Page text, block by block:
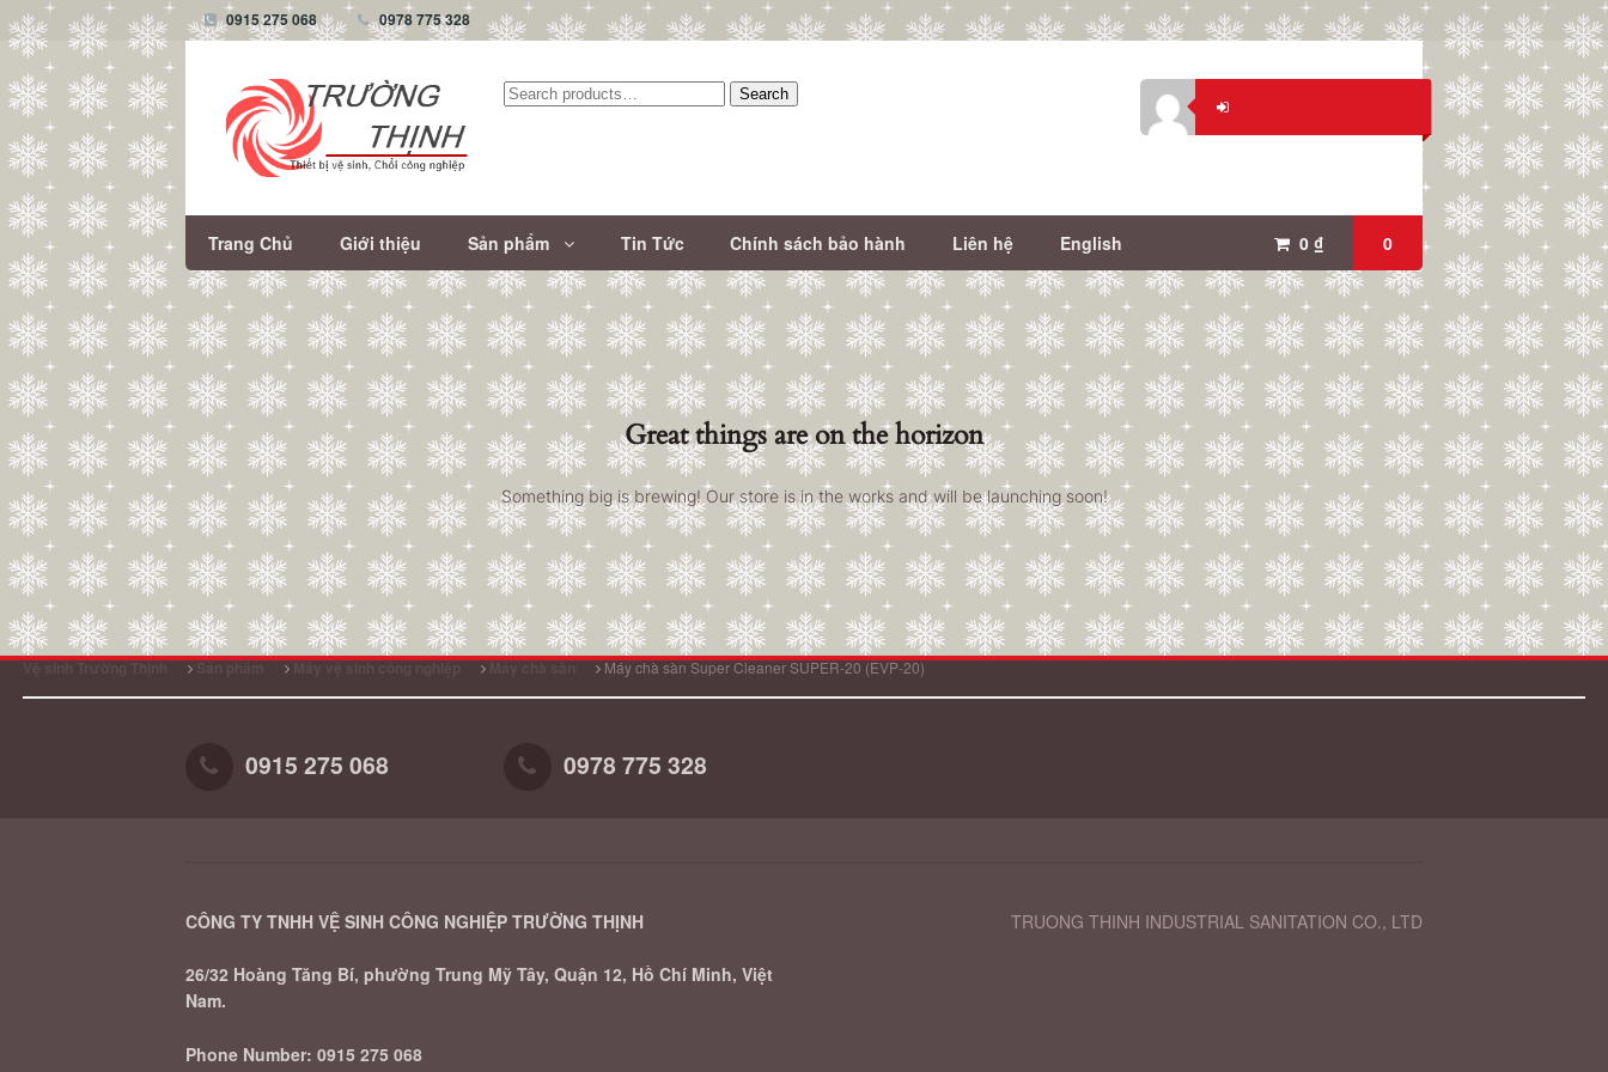
0915 275 068 0978 775 328
Tìm
Search
0 ₫ 0
Trang Chủ Giới thiệu Sản phẩm Tin Tức Chính sách bảo hành Liên hệ English
Great things are on the horizon
Something big is brewing! Our store is in the works and will be launching soon!
Máy chà sàn Super Cleaner SUPER-20 (EVP-20)
0915 275 068 0978 775 328
CÔNG TY TNHH VỆ SINH CÔNG NGHIỆP TRƯỜNG THỊNH
26/32 Hoàng Tăng Bí, phường Trung Mỹ Tây, Quận 12, Hồ Chí Minh, Việt
Nam.
Phone Number: 0915 275 068
TRUONG THINH INDUSTRIAL SANITATION CO., LTD